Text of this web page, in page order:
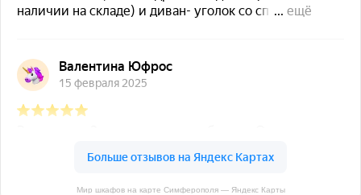
Мир шкафов на карте Симферополя — Яндекс Карты